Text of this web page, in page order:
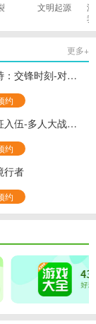
文明起源
雄
更多+
对峙：交锋时刻-对峙2国服
约
应征入伍-多人大战场射击
约
行者
约